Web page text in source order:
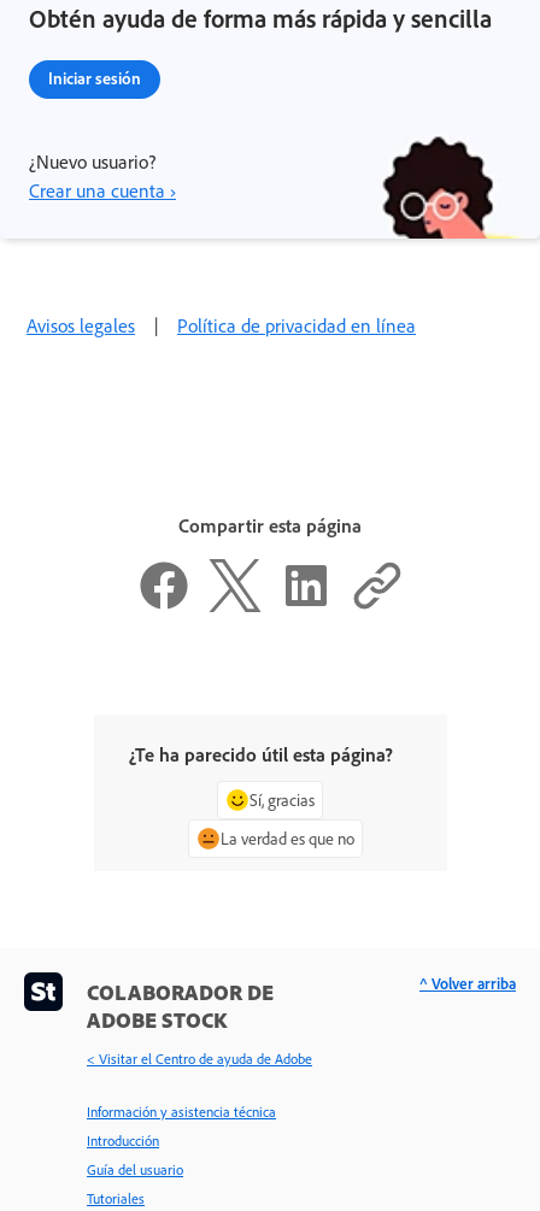
Obtén ayuda de forma más rápida y sencilla
Iniciar sesión
¿Nuevo usuario?
Crear una cuenta ›
Avisos legales | Política de privacidad en línea
Compartir esta página
¿Te ha parecido útil esta página?
Sí, gracias
La verdad es que no
COLABORADOR DE
ADOBE STOCK
< Visitar el Centro de ayuda de Adobe
Información y asistencia técnica
Introducción
Guía del usuario
Tutoriales
^ Volver arriba